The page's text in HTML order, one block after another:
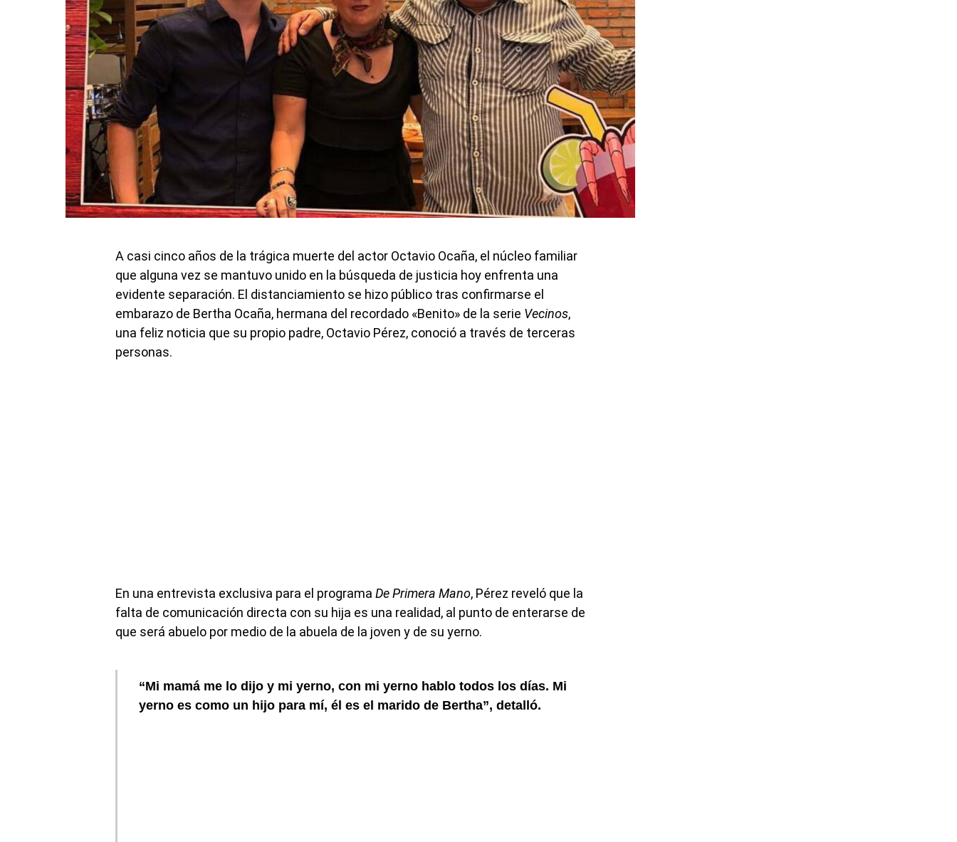
A casi cinco años de la trágica muerte del actor Octavio Ocaña, el núcleo familiar
que alguna vez se mantuvo unido en la búsqueda de justicia hoy enfrenta una
evidente separación. El distanciamiento se hizo público tras confirmarse el
embarazo de Bertha Ocaña, hermana del recordado «Benito» de la serie Vecinos,
una feliz noticia que su propio padre, Octavio Pérez, conoció a través de terceras
personas.
En una entrevista exclusiva para el programa De Primera Mano, Pérez reveló que la
falta de comunicación directa con su hija es una realidad, al punto de enterarse de
que será abuelo por medio de la abuela de la joven y de su yerno.
“Mi mamá me lo dijo y mi yerno, con mi yerno hablo todos los días. Mi
yerno es como un hijo para mí, él es el marido de Bertha”, detalló.